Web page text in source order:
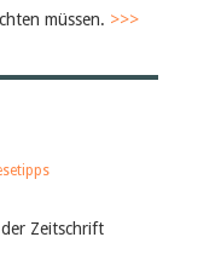
müssen. >>>
Zeitschrift